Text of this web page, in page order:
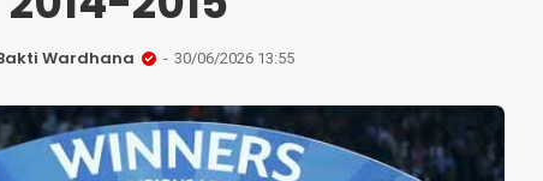
Wardhana 30/06/2026 13:55